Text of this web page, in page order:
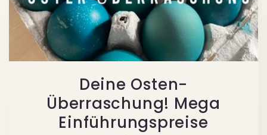
Deine Osten-
Überraschung! Mega
Einführungspreise